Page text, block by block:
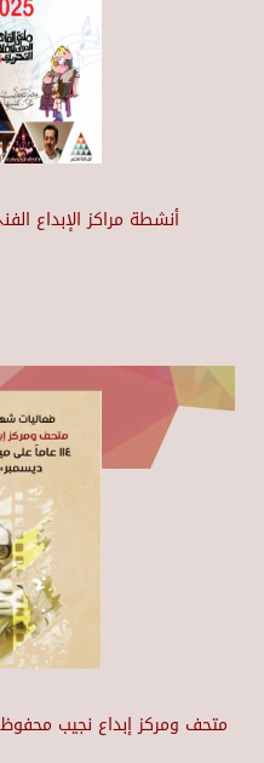
أنشطة مراكز الإبداع
متحف ومركز إبداع نجيب محفوظ ١١٤ عاماً على ميلاد صاحب